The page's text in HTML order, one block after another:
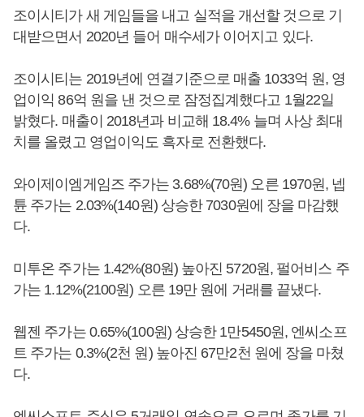
조이시티가 새 게임들을 내고 실적을 개선할 것으로 기
대받으면서 2020년 들어 매수세가 이어지고 있다.
조이시티는 2019년에 연결기준으로 매출 1033억 원, 영
업이익 86억 원을 낸 것으로 잠정집계했다고 1월22일
밝혔다. 매출이 2018년과 비교해 18.4% 늘며 사상 최대
치를 올렸고 영업이익도 흑자로 전환했다.
와이제이엠게임즈 주가는 3.68%(70원) 오른 1970원, 넵
튠 주가는 2.03%(140원) 상승한 7030원에 장을 마감했
다.
미투온 주가는 1.42%(80원) 높아진 5720원, 펄어비스 주
가는 1.12%(2100원) 오른 19만 원에 거래를 끝냈다.
웹젠 주가는 0.65%(100원) 상승한 1만5450원, 엔씨소프
트 주가는 0.3%(2천 원) 높아진 67만2천 원에 장을 마쳤
다.